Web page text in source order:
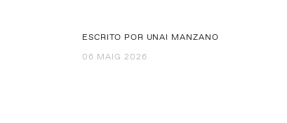
ESCRITO POR UNAI MANZANO
06 MAIG 2026